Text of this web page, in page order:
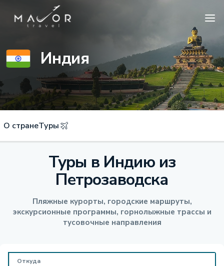
Индия
О странеТуры
Туры в Индию из
Петрозаводска
Пляжные курорты, городские маршруты,
экскурсионные программы, горнолыжные трассы и
тусовочные направления
Откуда